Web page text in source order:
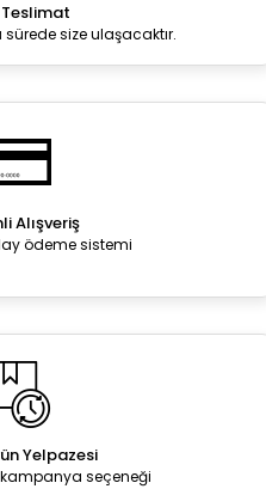
Teslimat
sürede size ulaşacaktır.
Alışveriş
ödeme sistemi
Yelpazesi
seçeneği